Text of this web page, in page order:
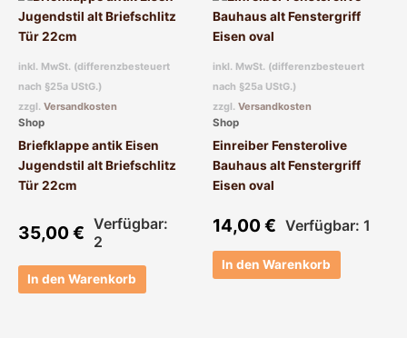
inkl. MwSt. (differenzbesteuert
nach §25a UStG.)
zzgl. Versandkosten
Shop
Briefklappe antik Eisen
Jugendstil alt Briefschlitz
Tür 22cm
35,00€ Verfügbar:
2
In den Warenkorb
inkl. MwSt. (differenzbesteuert
nach §25a UStG.)
zzgl. Versandkosten
Shop
Einreiber Fensterolive
Bauhaus alt Fenstergriff
Eisen oval
14,00€ Verfügbar: 1
In den Warenkorb